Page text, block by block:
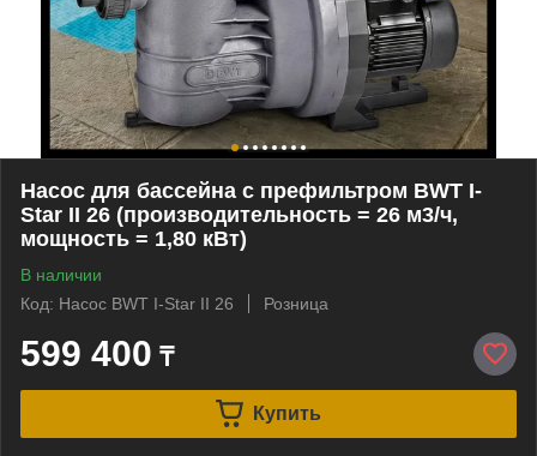
Насос для бассейна с префильтром BWT I-
Star II 26 (производительность = 26 м3/ч,
мощность = 1,80 кВт)
В наличии
Код: Насос BWT I-Star II 26
Розница
599 400 ₸
Купить